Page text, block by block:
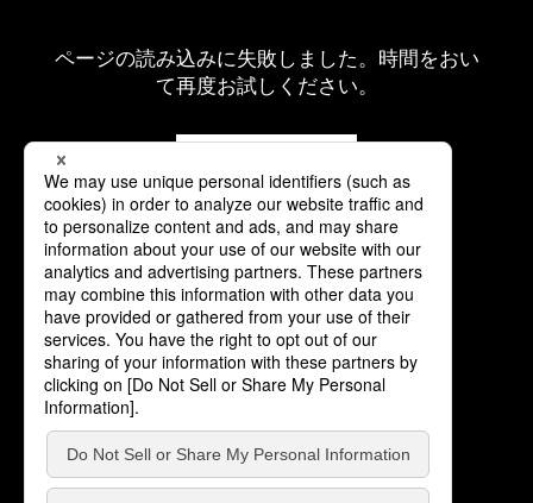
ページの読み込みに失敗しました。時間をおい
て再度お試しください。